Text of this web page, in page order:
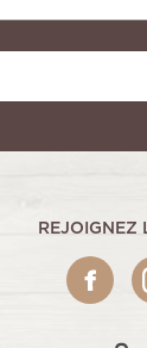
REJOIGNEZ